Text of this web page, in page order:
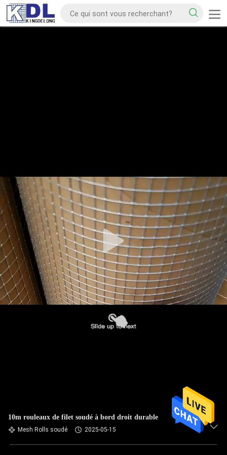
10m rouleaux de filet soudé à bord droit durable
Mesh Rolls soudé 2025-05-15